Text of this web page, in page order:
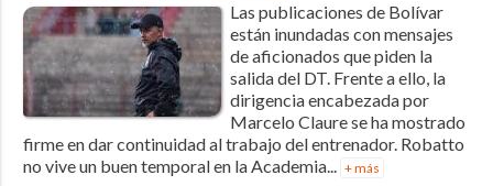
Las publicaciones de Bolívar
están inundadas con mensajes
de aficionados que piden la
salida del DT. Frente a ello, la
dirigencia encabezada por
Marcelo Claure se ha mostrado
firme en dar continuidad al trabajo del entrenador. Robatto
no vive un buen temporal en la Academia... + más